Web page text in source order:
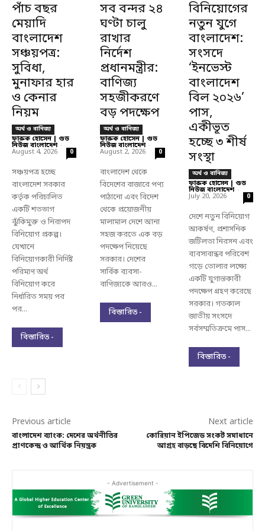
পাঁচ বছর
মেয়াদি
বাংলাদেশ
সঞ্চয়পত্র:
সুবিধা,
মুনাফার হার
ও কেনার
নিয়ম
অর্থ ও বানিজ্য
ফারুক হোসেন | গুড
নিউজ বাংলাদেশ -
August 4, 2026 0
সঞ্চয়পত্র হচ্ছে
বাংলাদেশ সরকার
কর্তৃক পরিচালিত
একটি শতভাগ
ঝুঁকিমুক্ত ও নিরাপদ
বিনিয়োগ প্রকল্প।
যেখানে
বিনিয়োগকারী নির্দিষ্ট
পরিমাণ অর্থ
বিনিয়োগ করে
নির্ধারিত সময় পর
পর...
বিস্তারিত -
সব বন্দর ২৪
ঘণ্টা চালু
রাখার
নির্দেশ
প্রধানমন্ত্রীর:
বাণিজ্য
সহজীকরণে
বড় পদক্ষেপ
অর্থ ও বানিজ্য
ফারুক হোসেন | গুড
নিউজ বাংলাদেশ -
August 2, 2026 0
বাংলাদেশ থেকে
বিদেশের বাজারে পণ্য
পাঠানো এবং বিদেশ
থেকে প্রয়োজনীয়
মালামাল দেশে আনা
সহজ করতে এক বড়
পদক্ষেপ নিয়েছে
সরকার। দেশের
সার্বিক ব্যবসা-
বাণিজ্যকে আরও...
বিস্তারিত -
বিনিয়োগের
নতুন যুগে
বাংলাদেশ:
সংসদে
‘ইনভেস্ট
বাংলাদেশ
বিল ২০২৬’
পাস,
একীভূত
হচ্ছে ৩ শীর্ষ
সংস্থা
অর্থ ও বানিজ্য
ফারুক হোসেন | গুড
নিউজ বাংলাদেশ -
July 20, 2026 0
দেশে নতুন বিনিয়োগ
আকর্ষণ, প্রশাসনিক
জটিলতা নিরসন এবং
ব্যবসাবান্ধব পরিবেশ
গড়ে তোলার লক্ষ্যে
একটি যুগান্তকারী
পদক্ষেপ গ্রহণ করেছে
সরকার। গতকাল
জাতীয় সংসদে
সর্বসম্মতিক্রমে পাস...
বিস্তারিত -
Previous article
বাংলাদেশ ব্যাংক: দেশের অর্থনীতির
প্রাণকেন্দ্র ও আর্থিক নিয়ন্ত্রক
Next article
কোরিয়ান ইপিজেড সংকট সমাধানে
আগ্রহ বাড়ছে বিদেশি বিনিয়োগে
- Advertisement -